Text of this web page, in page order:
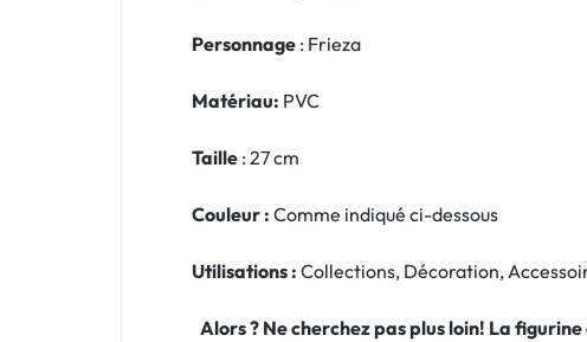
Personnage : Frieza
Matériau: PVC
Taille : 27 cm
Couleur : Comme indiqué ci-dessous
Utilisations : Collections, Décoration,
Alors ? Ne cherchez pas plus loin! La